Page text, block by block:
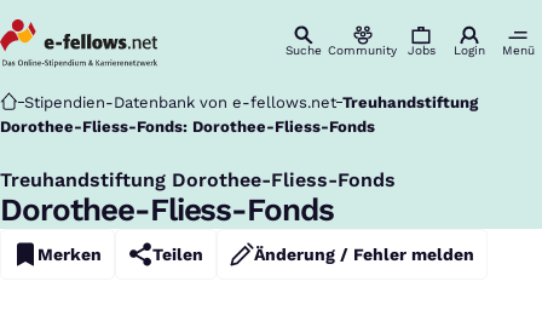
Suche Community Jobs Login Menü
Startseite
Stipendien-Datenbank von e-fellows.net Treuhandstiftung
Dorothee-Fliess-Fonds: Dorothee-Fliess-Fonds
Treuhandstiftung Dorothee-Fliess-Fonds
:
Dorothee-Fliess-Fonds
Merken Teilen Änderung / Fehler melden